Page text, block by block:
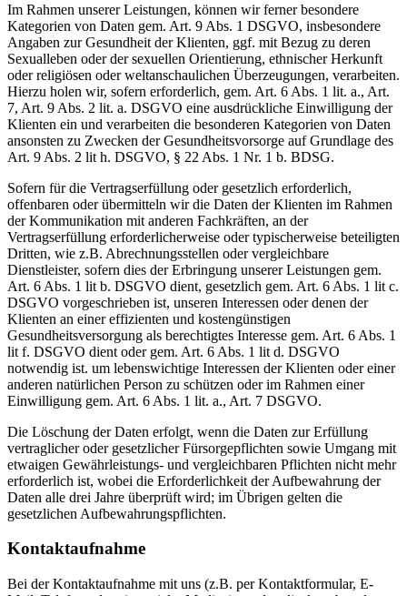
Im Rahmen unserer Leistungen, können wir ferner besondere
Kategorien von Daten gem. Art. 9 Abs. 1 DSGVO, insbesondere
Angaben zur Gesundheit der Klienten, ggf. mit Bezug zu deren
Sexualleben oder der sexuellen Orientierung, ethnischer Herkunft
oder religiösen oder weltanschaulichen Überzeugungen, verarbeiten.
Hierzu holen wir, sofern erforderlich, gem. Art. 6 Abs. 1 lit. a., Art.
7, Art. 9 Abs. 2 lit. a. DSGVO eine ausdrückliche Einwilligung der
Klienten ein und verarbeiten die besonderen Kategorien von Daten
ansonsten zu Zwecken der Gesundheitsvorsorge auf Grundlage des
Art. 9 Abs. 2 lit h. DSGVO, § 22 Abs. 1 Nr. 1 b. BDSG.
Sofern für die Vertragserfüllung oder gesetzlich erforderlich,
offenbaren oder übermitteln wir die Daten der Klienten im Rahmen
der Kommunikation mit anderen Fachkräften, an der
Vertragserfüllung erforderlicherweise oder typischerweise beteiligten
Dritten, wie z.B. Abrechnungsstellen oder vergleichbare
Dienstleister, sofern dies der Erbringung unserer Leistungen gem.
Art. 6 Abs. 1 lit b. DSGVO dient, gesetzlich gem. Art. 6 Abs. 1 lit c.
DSGVO vorgeschrieben ist, unseren Interessen oder denen der
Klienten an einer effizienten und kostengünstigen
Gesundheitsversorgung als berechtigtes Interesse gem. Art. 6 Abs. 1
lit f. DSGVO dient oder gem. Art. 6 Abs. 1 lit d. DSGVO
notwendig ist. um lebenswichtige Interessen der Klienten oder einer
anderen natürlichen Person zu schützen oder im Rahmen einer
Einwilligung gem. Art. 6 Abs. 1 lit. a., Art. 7 DSGVO.
Die Löschung der Daten erfolgt, wenn die Daten zur Erfüllung
vertraglicher oder gesetzlicher Fürsorgepflichten sowie Umgang mit
etwaigen Gewährleistungs- und vergleichbaren Pflichten nicht mehr
erforderlich ist, wobei die Erforderlichkeit der Aufbewahrung der
Daten alle drei Jahre überprüft wird; im Übrigen gelten die
gesetzlichen Aufbewahrungspflichten.
Kontaktaufnahme
Bei der Kontaktaufnahme mit uns (z.B. per Kontaktformular, E-